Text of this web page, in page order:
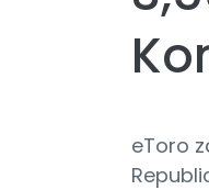
eToro